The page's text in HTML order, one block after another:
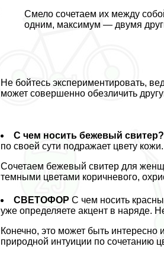
Смело сочетаем их между
одним, максимум — двумя
Не бойтесь экспериментировать,
может совершенно обезличить
С чем носить бежевый свитер?
по своей сути подражает цвету
Сочетаем бежевый свитер для
темными цветами коричневого,
СВЕТОФОР С чем носить
уже определяете акцент в наряде.
Конечно, это может быть
природной интуиции по сочетанию